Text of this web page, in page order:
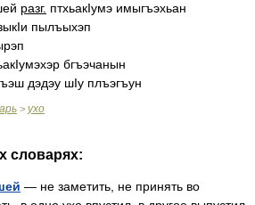
разг. птхьакIумэ имыгъэхьан
пылъыхэп
бгъэчанын
дэдэу шIу плъэгъун
> ухо
словарях:
— не заметить, не принять во